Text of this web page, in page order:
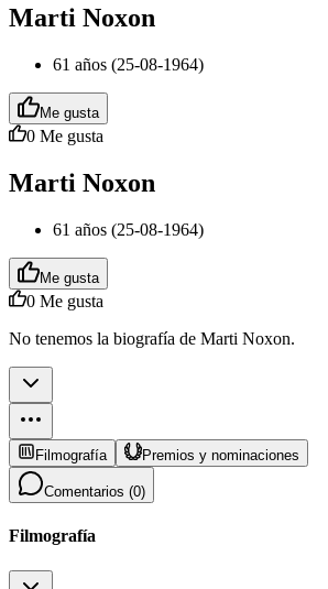
Marti Noxon
61 años (25-08-1964)
Me gusta
0 Me gusta
Marti Noxon
61 años (25-08-1964)
Me gusta
0 Me gusta
No tenemos la biografía de Marti Noxon.
Filmografía Premios y nominaciones
Comentarios (0)
Filmografía